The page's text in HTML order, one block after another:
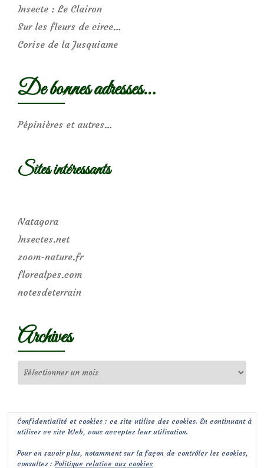
Insecte : Le Clairon
Sur les fleurs de circe…
Corise de la Jusquiame
De bonnes adresses…
Pépinières et autres…
Sites intéressants
Natagora
Insectes.net
zoom-nature.fr
florealpes.com
notesdeterrain
Archives
Confidentialité et cookies : ce site utilise des cookies. En continuant à
utiliser ce site Web, vous acceptez leur utilisation.
Pour en savoir plus, notamment sur la façon de contrôler les cookies,
consultez :Politique relative aux cookies